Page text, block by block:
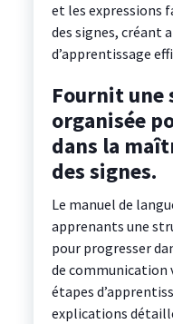
et les expressions
des signes, créant
d’apprentissage
Fournit
organisée
dans la
des signes.
Le manuel de
apprenants une
pour progresser
de communication
étapes
explications